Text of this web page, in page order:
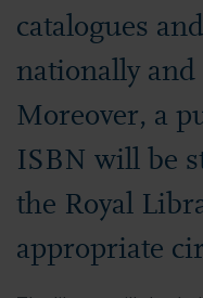
catalogues
nationally
Moreover, a
ISBN will be
the Royal
appropriate